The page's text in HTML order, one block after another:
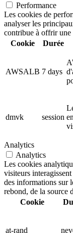
Performance
Les cookies de
analyser les
contribue à offrir une
Cookie
Durée
AWSALB 7 days
dmvk session
Analytics
Analytics
Les cookies
visiteurs
des informations sur
rebond, de la source
Cookie
at-rand